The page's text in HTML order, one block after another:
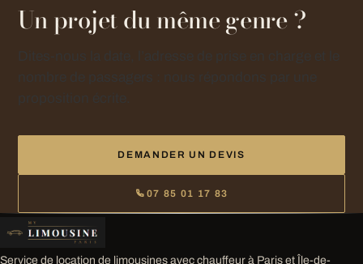
Un projet du même genre ?
DEMANDER UN DEVIS
07 85 01 17 83
Service de location de limousines avec chauffeur à Paris et Île-de-